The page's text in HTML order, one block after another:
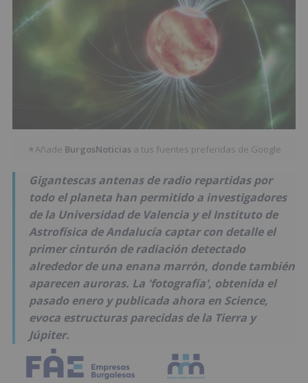
★Añade BurgosNoticias a tus fuentes preferidas de Google
Gigantescas antenas de radio repartidas por
todo el planeta han permitido a investigadores
de la Universidad de Valencia y el Instituto de
Astrofísica de Andalucía captar con detalle el
primer cinturón de radiación detectado
alrededor de una enana marrón, donde también
aparecen auroras. La 'fotografía', obtenida el
pasado enero y publicada ahora en Science,
evoca estructuras parecidas de la Tierra y
Júpiter.